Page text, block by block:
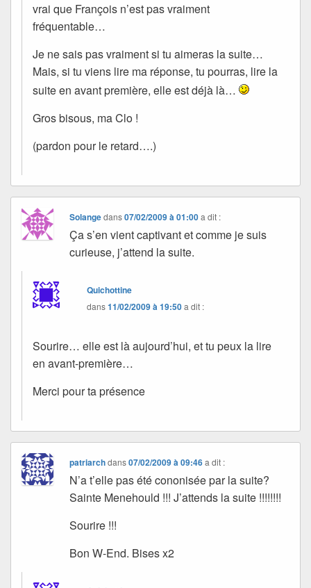
vrai que François n’est pas vraiment
fréquentable…
Je ne sais pas vraiment si tu aimeras la suite…
Mais, si tu viens lire ma réponse, tu pourras, lire la
suite en avant première, elle est déjà là…
Gros bisous, ma Clo !
(pardon pour le retard….)
Solangedans07/02/2009 à 01:00 a dit :
Ça s’en vient captivant et comme je suis
curieuse, j’attend la suite.
Quichottine
dans11/02/2009 à 19:50a dit :
Sourire… elle est là aujourd’hui, et tu peux la lire
en avant-première…
Merci pour ta présence
patriarchdans07/02/2009 à 09:46 a dit :
N’a t’elle pas été cononisée par la suite?
Sainte Menehould !!! J’attends la suite !!!!!!!!
Sourire !!!
Bon W-End. Bises x2